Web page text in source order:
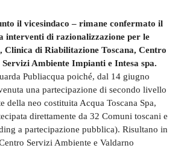
il vicesindaco – rimane confermato il
interventi di razionalizzazione per le
Clinica di Riabilitazione Toscana, Centro
Ambiente Impianti e Intesa spa.
Publiacqua poiché, dal 14 giugno
una partecipazione di secondo livello
della neo costituita Acqua Toscana Spa,
direttamente da 32 Comuni toscani e
a partecipazione pubblica). Risultano in
Servizi Ambiente e Valdarno